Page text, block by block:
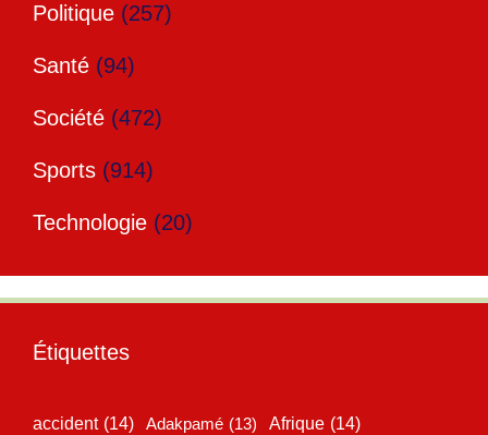
Politique (257)
Santé (94)
Société (472)
Sports (914)
Technologie (20)
Étiquettes
accident (14) Adakpamé (13) Afrique (14)